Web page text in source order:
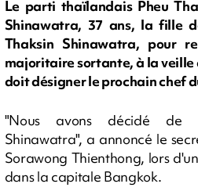
Le parti thaïlandais Pheu
Shinawatra, 37 ans, la fille
Thaksin Shinawatra, pour
majoritaire sortante, à la veille
doit désigner le prochain chef
"Nous avons décidé de
Shinawatra", a annoncé le
Sorawong Thienthong, lors
dans la capitale Bangkok.